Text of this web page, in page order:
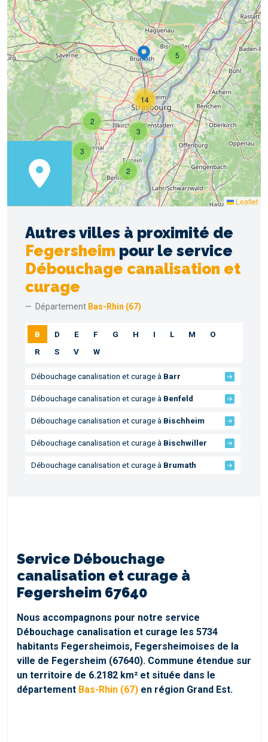
3
14
5
3
2
2
Leaflet
Autres villes à proximité de
Fegersheim pour le service
Débouchage canalisation et
curage
Département Bas-Rhin (67)
B D E F G H I L M
O
R
S V W
Débouchage canalisation et curage à Barr
Débouchage canalisation et curage à Benfeld
Débouchage canalisation et curage à Bischheim
Débouchage canalisation et curage à Bischwiller
Débouchage canalisation et curage à Brumath
Service Débouchage
canalisation et curage à
Fegersheim 67640
Nous accompagnons pour notre service
Débouchage canalisation et curage les 5734
habitants Fegersheimois, Fegersheimoises de la
ville de Fegersheim (67640). Commune étendue sur
un territoire de 6.2182 km² et située dans le
département Bas-Rhin (67) en région Grand Est.